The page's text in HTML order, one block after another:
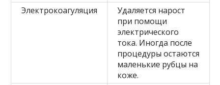
Электрокоагуляция
Удаляется нарост
при помощи
электрического
тока. Иногда после
процедуры остаются
маленькие рубцы на
коже.